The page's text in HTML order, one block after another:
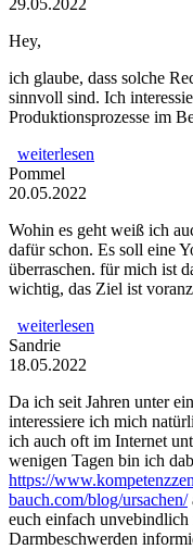
29.05.2022
Hey,
ich glaube, dass solche
sinnvoll sind. Ich
Produktionsprozesse im
weiterlesen
Pommel
20.05.2022
Wohin es geht weiß ich
dafür schon. Es soll eine
überraschen. für mich ist
wichtig, das Ziel ist
weiterlesen
Sandrie
18.05.2022
Da ich seit Jahren unter
interessiere ich mich
ich auch oft im Internet
wenigen Tagen bin ich
https://
bauch.com/blog/ursachen/
euch einfach unvebindlich
Darmbeschwerden